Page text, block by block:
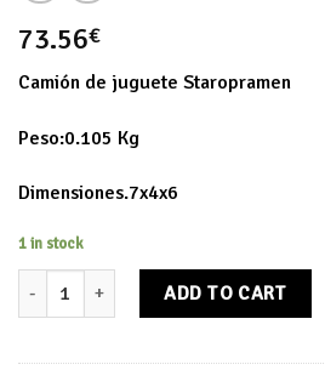
73.56€
Camión de juguete Staropramen
Peso:0.105 Kg
Dimensiones.7x4x6
1 in stock
Camión de juguete Staropramen quantity
ADD TO CART